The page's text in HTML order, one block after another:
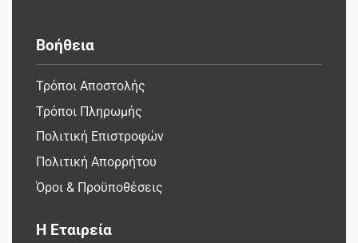
Βοήθεια
Τρόποι Αποστολής
Τρόποι Πληρωμής
Πολιτική Επιστροφών
Πολιτική Απορρήτου
Όροι & Προϋποθέσεις
Η Εταιρεία